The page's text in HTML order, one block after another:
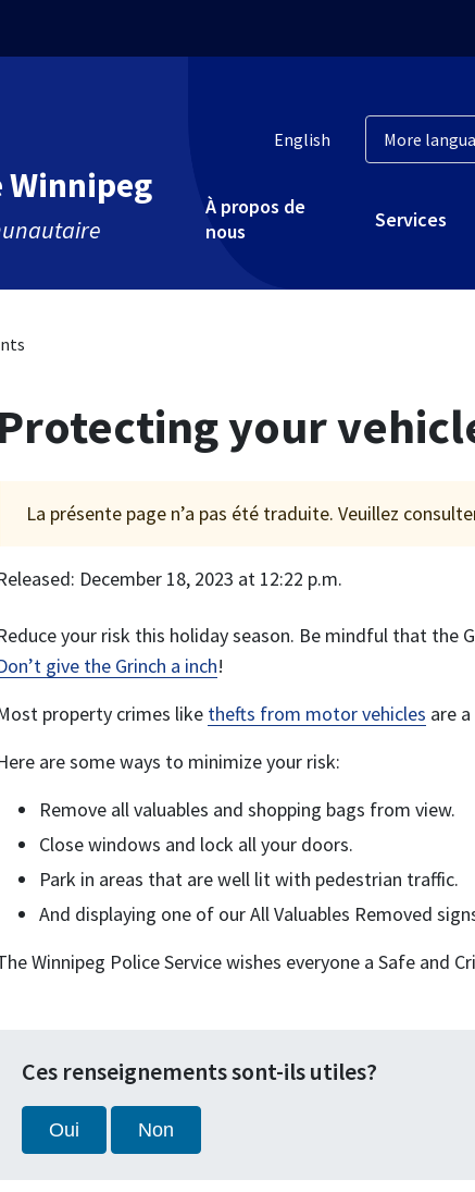
Winnipeg
English
À propos de
nous
Services
Protecting your
La présente page n’a pas été traduite. Veuillez
December 18, 2023 at 12:22 p.m.
your risk this holiday season. Be mindful that the
give the Grinch a inch!
property crimes like thefts from motor vehicles are
are some ways to minimize your risk:
Remove all valuables and shopping bags from view.
Close windows and lock all your doors.
Park in areas that are well lit with pedestrian traffic.
And displaying one of our All Valuables Removed
Winnipeg Police Service wishes everyone a Safe and
Ces renseignements sont-ils utiles?
Oui Non